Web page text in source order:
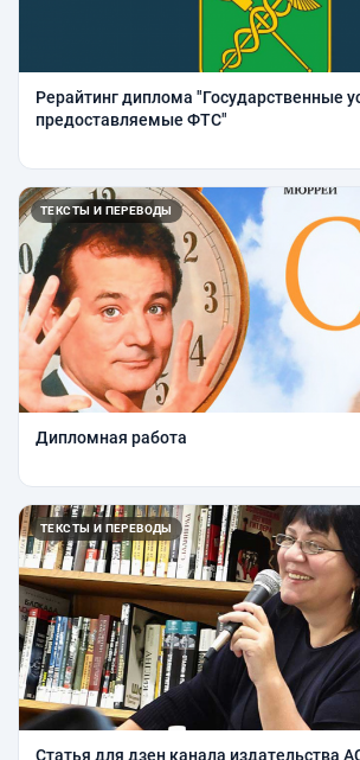
Рерайтинг диплома "Государственные
предоставляемые ФТС"
ТЕКСТЫ И ПЕРЕВОДЫ
Дипломная работа
ТЕКСТЫ И ПЕРЕВОДЫ
Статья для дзен канала издательства